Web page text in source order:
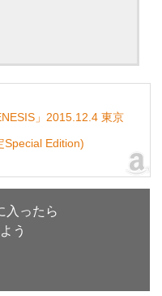
」2015.12.4 東京
Special Edition)
入ったら
う